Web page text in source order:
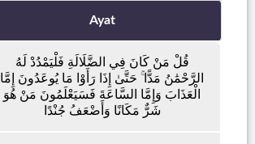
Ayat
قُلْ مَنْ كَانَ فِي الضَّلَالَةِ فَلْيَمْدُدْ لَهُ
الرَّحْمَٰنُ مَدًّا ۚ حَتَّىٰ إِذَا رَأَوْا مَا يُوعَدُونَ إِمَّا
الْعَذَابَ وَإِمَّا السَّاعَةَ فَسَيَعْلَمُونَ مَنْ هُوَ
شَرٌّ مَكَانًا وَأَضْعَفُ جُنْدًا